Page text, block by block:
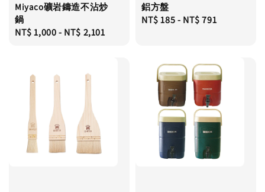
Miyaco礦岩鑄造不沾炒
鍋
Regular
NT$ 1,000- NT$ 2,101
鋁方盤
Regular
NT$ 185- NT$ 791